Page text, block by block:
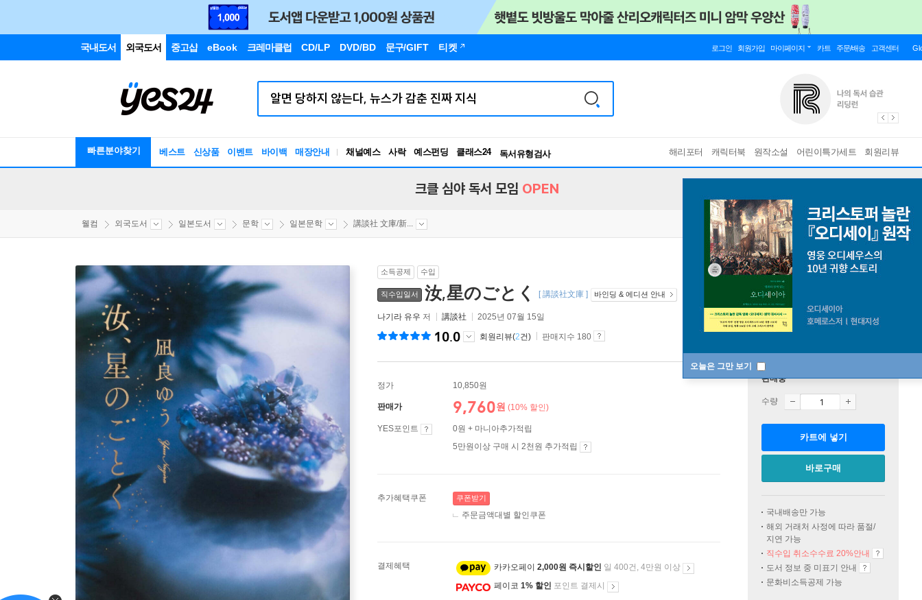
국내도서 외국도서 중고샵 eBook 크레마클럽 CD/LP DVD/BD 문구/GIFT 티켓 로그인 회원가입 마이페이지 카트 주문/배송 고객센터
빠른분야찾기 베스트 신상품 이벤트 바이백 매장안내 채널예스 사락 예스펀딩 클래스24
독서유형검사
RBTI Lab
해리포터 캐릭터북 원작소설 어린이특가세트 회원리뷰
오늘은 그만 보기
크클 심야 독서 모임 OPEN
웰컴 외국도서 일본도서 문학 일본문학 講談社 文庫/新...
소득공제 수입
직수입일서 汝,星のごとく [ 講談社文庫 ] 바인딩 & 에디션 안내
나기라 유우 저 講談社 2025년 07월 15일
10.0 회원리뷰(2건) 판매지수 180
정가 10,850원
판매가 9,760원 (10% 할인)
YES포인트
0원 + 마니아추가적립
5만원이상 구매 시 2천원 추가적립
추가혜택쿠폰 쿠폰받기
주문금액대별 할인쿠폰
결제혜택 카카오페이 2,000원 즉시할인 일 400건, 4만원 이상
페이코 1% 할인 포인트 결제시
판매중
수량
카트에 넣기
바로구매
국내배송만 가능
해외 거래처 사정에 따라 품절/
지연 가능
직수입 취소수수료 20%안내
도서 정보 중 미표기 안내
문화비소득공제 가능